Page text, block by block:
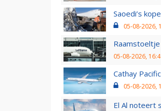
Saoedi’s
05-08-2026,
05-08-2026,
Cathay
05-08-2026,
El Al noteert